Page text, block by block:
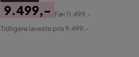
Pris
9.499,-
Original
Før11.499,-
Tidligere laveste pris 9.499,-